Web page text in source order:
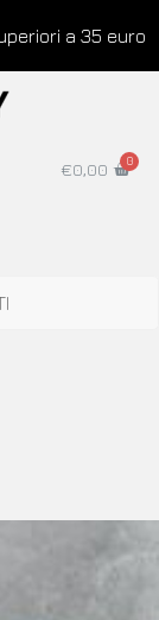
a 35 euro
€0,00